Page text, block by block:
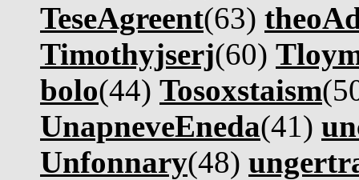
TeseAgreent(63)
Timothyjserj(60)
bolo(44) Tosoxstaism
UnapneveEneda(41)
Unfonnary(48)